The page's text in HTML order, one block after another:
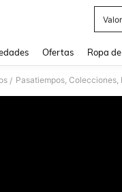
Ofertas Ropa
/ Pasatiempos, Colecciones,